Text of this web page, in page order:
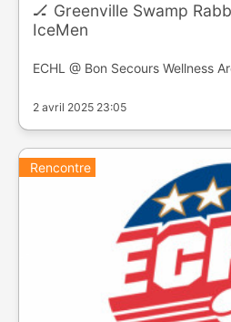
🏒 Greenville Swamp
IceMen
ECHL @ Bon Secours Wellness
2 avril 2025 23:05
Rencontre